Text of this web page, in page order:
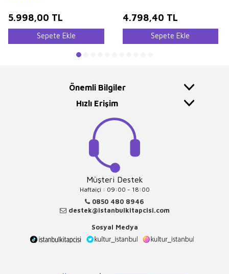
5.998,00 TL
Sepete Ekle
4.798,40 TL
Sepete Ekle
Önemli Bilgiler
Hızlı Erişim
Müşteri Destek
Haftaiçi : 09:00 - 18:00
0850 480 8946
destek@istanbulkitapcisi.com
Sosyal Medya